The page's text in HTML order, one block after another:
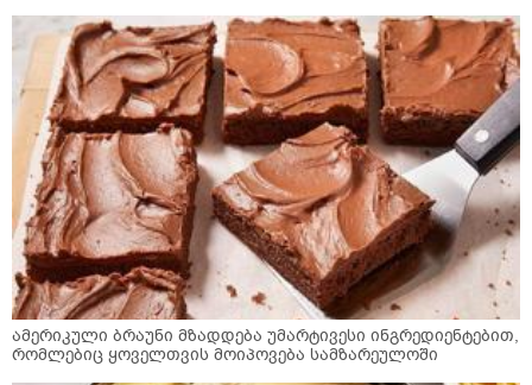
ამერიკული ბრაუნი მზადდება უმარტივესი ინგრედიენტებით,
რომლებიც ყოველთვის მოიპოვება სამზარეულოში